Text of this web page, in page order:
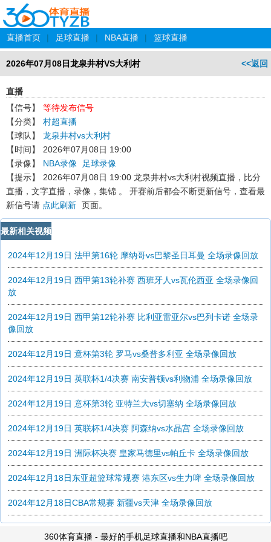
直播首页 | 足球直播 | NBA直播 | 篮球直播
<<返回
2026年07月08日龙泉井村VS大利村
直播
【信号】
等待发布信号
【分类】
村超直播
【球队】
龙泉井村vs大利村
【时间】
2026年07月08日 19:00
【录像】
NBA录像
足球录像
【提示】
2026年07月08日 19:00 龙泉井村vs大利村视频直播，比分
直播，文字直播，录像，集锦 。 开赛前后都会不断更新信号，查看最
新信号请 点此刷新 页面。
最新相关视频
2024年12月19日 法甲第16轮 摩纳哥vs巴黎圣日耳曼 全场录像回放
2024年12月19日 西甲第13轮补赛 西班牙人vs瓦伦西亚 全场录像回
放
2024年12月19日 西甲第12轮补赛 比利亚雷亚尔vs巴列卡诺 全场录
像回放
2024年12月19日 意杯第3轮 罗马vs桑普多利亚 全场录像回放
2024年12月19日 英联杯1/4决赛 南安普顿vs利物浦 全场录像回放
2024年12月19日 意杯第3轮 亚特兰大vs切塞纳 全场录像回放
2024年12月19日 英联杯1/4决赛 阿森纳vs水晶宫 全场录像回放
2024年12月19日 洲际杯决赛 皇家马德里vs帕丘卡 全场录像回放
2024年12月18日东亚超篮球常规赛 港东区vs生力啤 全场录像回放
2024年12月18日CBA常规赛 新疆vs天津 全场录像回放
360体育直播 - 最好的手机足球直播和NBA直播吧